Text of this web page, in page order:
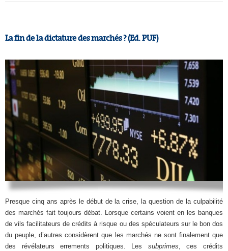
La fin de la dictature des marchés ? (Ed. PUF)
Presque cinq ans après le début de la crise, la question de la culpabilité
des marchés fait toujours débat. Lorsque certains voient en les banques
de vils facilitateurs de crédits à risque ou des spéculateurs sur le bon dos
du peuple, d’autres considèrent que les marchés ne sont finalement que
des révélateurs errements politiques. Les subprimes, ces crédits